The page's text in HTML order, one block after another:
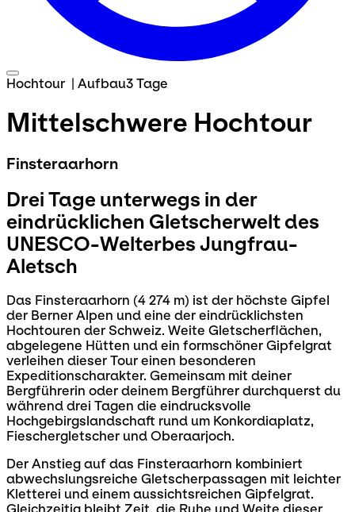
Hochtour | Aufbau3 Tage
Mittelschwere Hochtour
Finsteraarhorn
Drei Tage unterwegs in der
eindrücklichen Gletscherwelt des
UNESCO-Welterbes Jungfrau-
Aletsch
Das Finsteraarhorn (4 274 m) ist der höchste Gipfel
der Berner Alpen und eine der eindrücklichsten
Hochtouren der Schweiz. Weite Gletscherflächen,
abgelegene Hütten und ein formschöner Gipfelgrat
verleihen dieser Tour einen besonderen
Expeditionscharakter. Gemeinsam mit deiner
Bergführerin oder deinem Bergführer durchquerst du
während drei Tagen die eindrucksvolle
Hochgebirgslandschaft rund um Konkordiaplatz,
Fieschergletscher und Oberaarjoch.
Der Anstieg auf das Finsteraarhorn kombiniert
abwechslungsreiche Gletscherpassagen mit leichter
Kletterei und einem aussichtsreichen Gipfelgrat.
Gleichzeitig bleibt Zeit, die Ruhe und Weite dieser